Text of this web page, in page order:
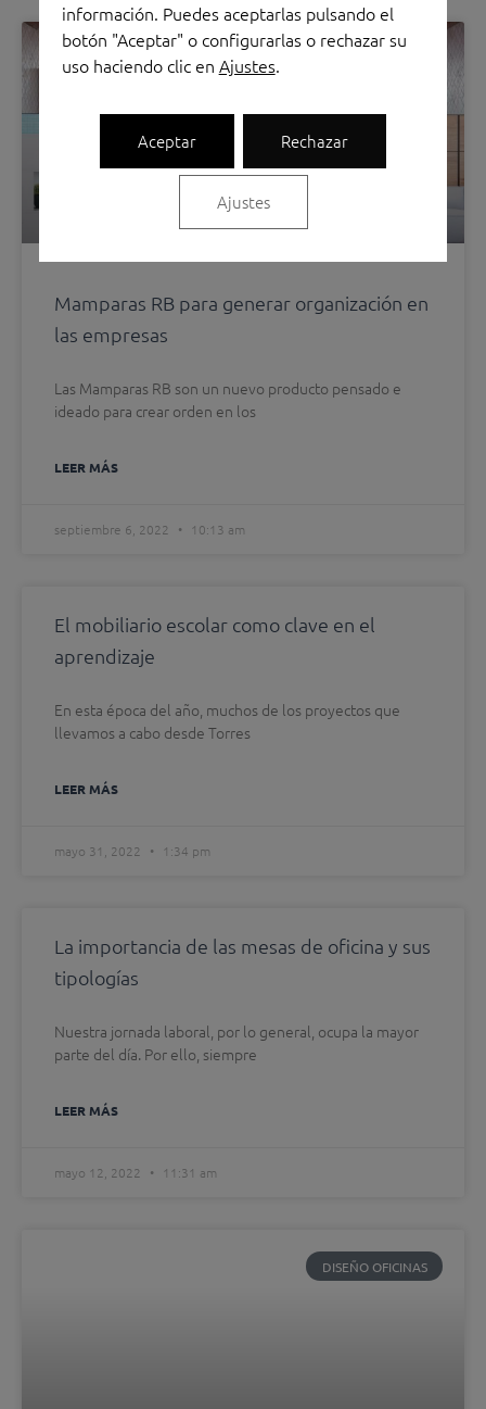
Mamparas RB para generar organización en
las empresas
Las Mamparas RB son un nuevo producto pensado e
ideado para crear orden en los
LEER MÁS
septiembre 6, 2022 10:13 am
El mobiliario escolar como clave en el
aprendizaje
En esta época del año, muchos de los proyectos que
llevamos a cabo desde Torres
LEER MÁS
mayo 31, 2022 1:34 pm
La importancia de las mesas de oficina y sus
tipologías
Nuestra jornada laboral, por lo general, ocupa la mayor
parte del día. Por ello, siempre
LEER MÁS
mayo 12, 2022 11:31 am
DISEÑO OFICINAS
información. Puedes aceptarlas pulsando el
botón "Aceptar" o configurarlas o rechazar su
uso haciendo clic en Ajustes.
Aceptar Rechazar
Ajustes